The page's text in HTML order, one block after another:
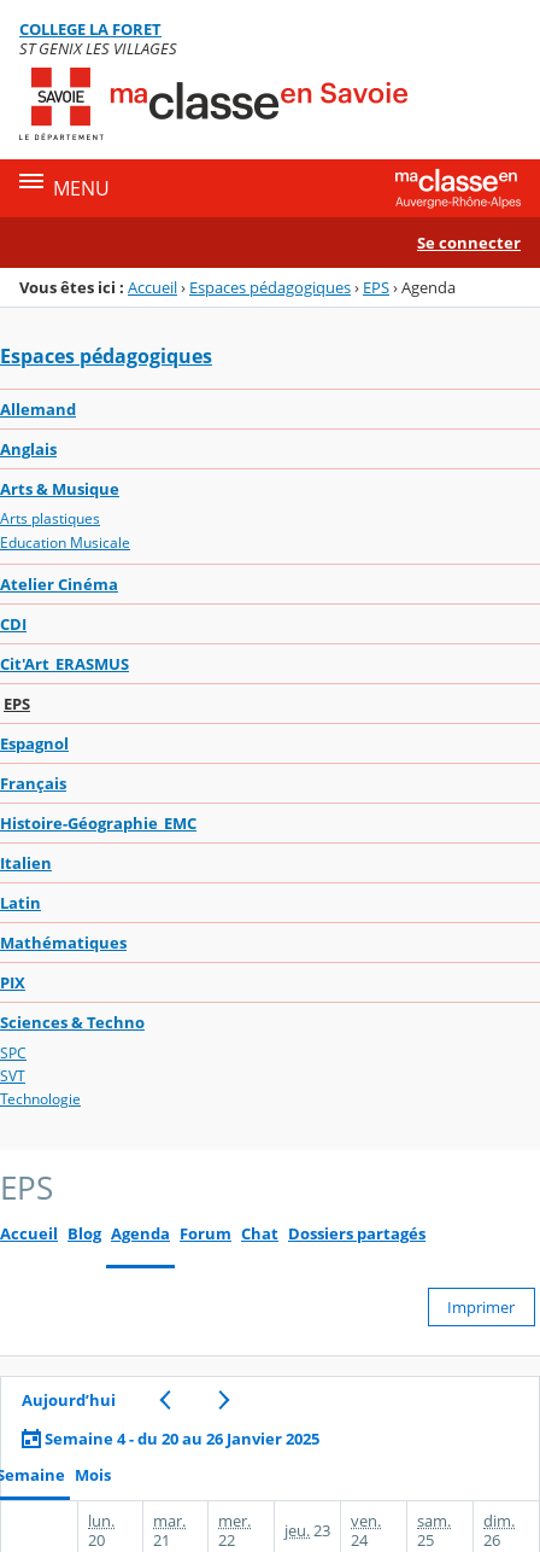
Menu de la rubrique
Contenu
COLLEGE LA FORET
ST GENIX LES VILLAGES
MENU
Se connecter
Vous êtes ici : Accueil› Espaces pédagogiques› EPS›Agenda
Espaces pédagogiques
Allemand
Anglais
Arts & Musique
Arts plastiques
Education Musicale
Atelier Cinéma
CDI
Cit'Art_ERASMUS
EPS
Espagnol
Français
Histoire-Géographie_EMC
Italien
Latin
Mathématiques
PIX
Sciences & Techno
SPC
SVT
Technologie
EPS
Accueil Blog Agenda Forum Chat Dossiers partagés
Imprimer
Aujourd’hui
Semaine 4 - du 20 au 26 Janvier 2025
Mois
lun.
20
mar.
21
mer.
22
jeu.23
ven.
24
sam.
25
dim.
26